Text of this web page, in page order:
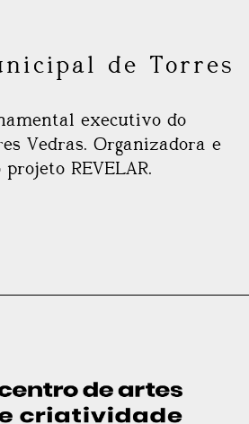
de Torres
executivo do
Vedras. Organizadora e
REVELAR.